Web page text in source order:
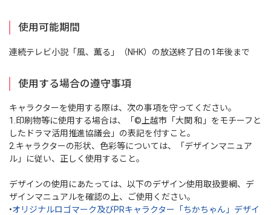
使用可能期間
連続テレビ小説「風、薫る」（NHK）の放送終了日の1年後まで
使用する場合の遵守事項
キャラクターを使用する際は、次の事項を守ってください。
1.印刷物等に使用する場合は、「©上越市「大関 和」をモチーフと
したドラマ活用推進協議会」の表記を付すこと。
2.キャラクターの形状、色彩等については、「デザインマニュア
ル」に従い、正しく使用すること。
デザインの使用にあたっては、以下のデザイン使用取扱要綱、デ
ザインマニュアルを確認の上、ご使用ください。
•オリジナルロゴマーク及びPRキャラクター「ちかちゃん」デザイ